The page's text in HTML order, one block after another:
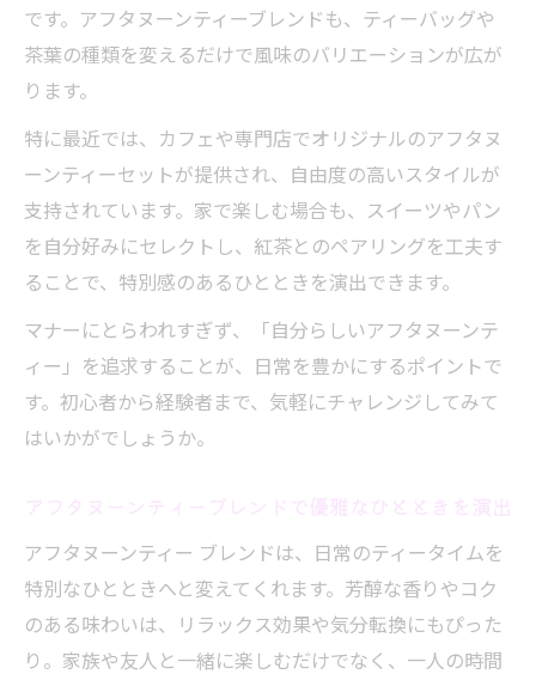
です。アフタヌーンティーブレンドも、ティーバッグや
茶葉の種類を変えるだけで風味のバリエーションが広が
ります。
特に最近では、カフェや専門店でオリジナルのアフタヌ
ーンティーセットが提供され、自由度の高いスタイルが
支持されています。家で楽しむ場合も、スイーツやパン
を自分好みにセレクトし、紅茶とのペアリングを工夫す
ることで、特別感のあるひとときを演出できます。
マナーにとらわれすぎず、「自分らしいアフタヌーンテ
ィー」を追求することが、日常を豊かにするポイントで
す。初心者から経験者まで、気軽にチャレンジしてみて
はいかがでしょうか。
アフタヌーンティー ブレンドは、日常のティータイムを
特別なひとときへと変えてくれます。芳醇な香りやコク
のある味わいは、リラックス効果や気分転換にもぴった
り。家族や友人と一緒に楽しむだけでなく、一人の時間